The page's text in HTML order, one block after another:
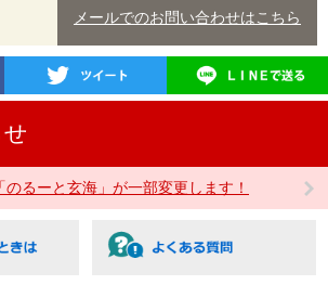
メールでのお問い合わせはこちら
るーと玄海」が一部変更します！